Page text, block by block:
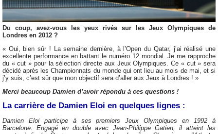
Du coup, avez-vous les yeux rivés sur les Jeux Olympiques de
Londres en 2012 ?
« Oui, bien sûr ! La semaine dernière, à l’Open du Qatar, j’ai réalisé une
excellente performance en battant le numéro 12 mondial. Je me rapproche
du « cut » pour la sélection directe aux Jeux Olympiques. Ce « cut » sera
décidé après les Championnats du monde qui ont lieu au mois de mai, et si
j’y suis, c’est sûr que mon objectif sera d’aller aux Jeux à Londres ! »
Merci beaucoup Damien d’avoir répondu à ces questions !
La carrière de Damien Eloi en quelques lignes :
Damien Eloi participe à ses premiers Jeux Olympiques en 1992 à
Barcelone. Engagé en double avec Jean-Philippe Gatien, il atteint les